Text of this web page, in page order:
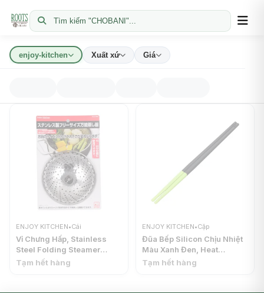
Tìm kiếm "CHOBANI"...
enjoy-kitchen Xuất xứ Giá
ENJOY KITCHEN•Cái
Vỉ Chưng Hấp, Stainless
Steel Folding Steamer
Basket (16-24cm) - ENJOY
Tạm hết hàng
ENJOY KITCHEN•Cặp
Đũa Bếp Silicon Chịu Nhiệt
Màu Xanh Đen, Heat
Resistant Silicone
Tạm hết hàng